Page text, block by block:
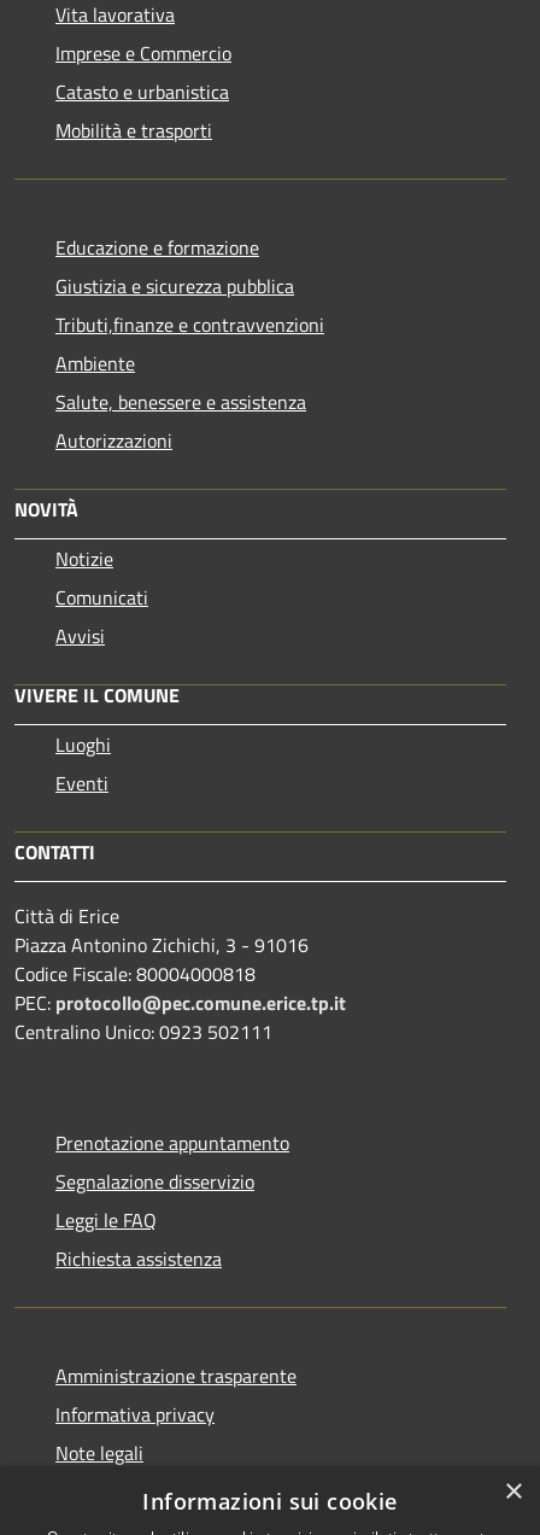
Vita lavorativa
Imprese e Commercio
Catasto e urbanistica
Mobilità e trasporti
Educazione e formazione
Giustizia e sicurezza pubblica
Tributi,finanze e contravvenzioni
Ambiente
Salute, benessere e assistenza
Autorizzazioni
NOVITÀ
Notizie
Comunicati
Avvisi
VIVERE IL COMUNE
Luoghi
Eventi
CONTATTI
Città di Erice
Piazza Antonino Zichichi, 3 - 91016
Codice Fiscale: 80004000818
PEC: protocollo@pec.comune.erice.tp.it
Centralino Unico: 0923 502111
Prenotazione appuntamento
Segnalazione disservizio
Leggi le FAQ
Richiesta assistenza
Amministrazione trasparente
Informativa privacy
Note legali
Dichiarazione di accessibilità
×
Informazioni sui cookie